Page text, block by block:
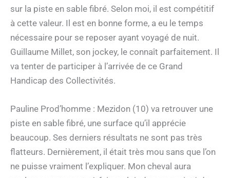
sur la piste en sable fibré. Selon moi, il est compétitif
à cette valeur. Il est en bonne forme, a eu le temps
nécessaire pour se reposer ayant voyagé de nuit.
Guillaume Millet, son jockey, le connaît parfaitement. Il
va tenter de participer à l’arrivée de ce Grand
Handicap des Collectivités.
Pauline Prod’homme : Mezidon (10) va retrouver une
piste en sable fibré, une surface qu’il apprécie
beaucoup. Ses derniers résultats ne sont pas très
flatteurs. Dernièrement, il était très mou sans que l’on
ne puisse vraiment l’expliquer. Mon cheval aura